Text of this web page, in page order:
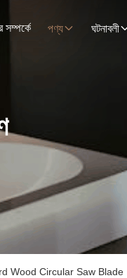
সম্পর্কে পণ্য ঘটনাবলী
Wood Circular Saw Blade